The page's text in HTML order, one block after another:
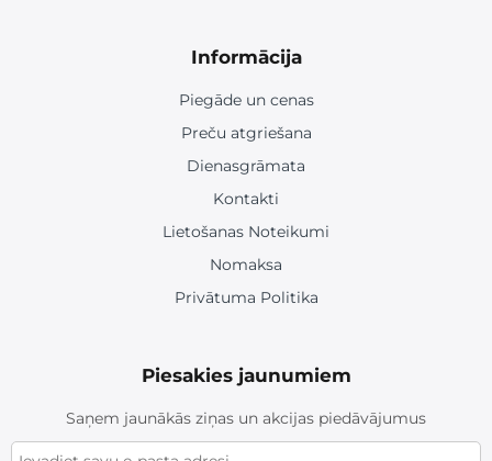
Informācija
Piegāde un cenas
Preču atgriešana
Dienasgrāmata
Kontakti
Lietošanas Noteikumi
Nomaksa
Privātuma Politika
Piesakies jaunumiem
Saņem jaunākās ziņas un akcijas piedāvājumus